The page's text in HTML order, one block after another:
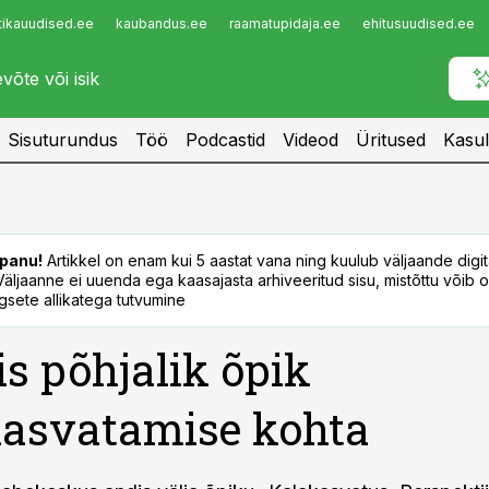
kaubandus.ee raamatupidaja.ee ehitusuudised.ee
Infopank
Sisuturundus Töö Podcastid Videod Üritused
Artikkel on enam kui 5 aastat vana ning kuulub väljaande
ei uuenda ega kaasajasta arhiveeritud sisu, mistõttu võib
allikatega tutvumine
põhjalik õpik
kohta